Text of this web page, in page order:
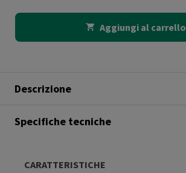
Aggiungi al carrello
Descrizione
Specifiche tecniche
CARATTERISTICHE